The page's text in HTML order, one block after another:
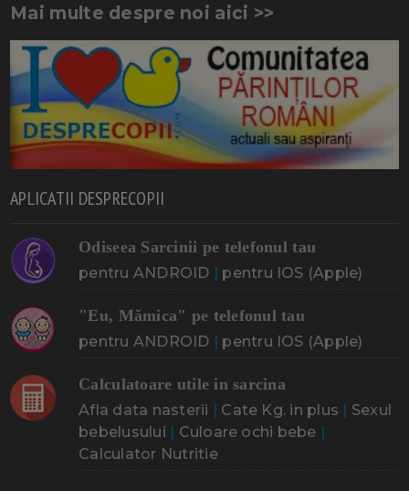
Mai multe despre noi aici >>
APLICATII DESPRECOPII
Odiseea Sarcinii pe telefonul tau
pentru ANDROID | pentru IOS (Apple)
"Eu, Mămica" pe telefonul tau
pentru ANDROID | pentru IOS (Apple)
Calculatoare utile in sarcina
Afla data nasterii | Cate Kg. in plus | Sexul
bebelusului | Culoare ochi bebe |
Calculator Nutritie